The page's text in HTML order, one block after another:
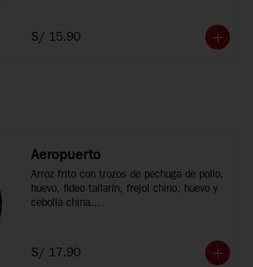
S/ 15.90
Aeropuerto
Arroz frito con trozos de pechuga de pollo,
huevo, fideo tallarín, frejol chino, huevo y
cebolla china.
*Fotos referenciales
S/ 17.90